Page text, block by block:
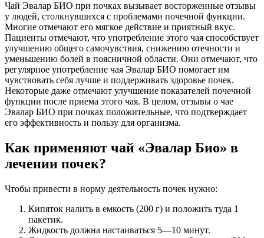
Чай Эвалар БИО при почках вызывает восторженные отзывы
у людей, столкнувшихся с проблемами почечной функции.
Многие отмечают его мягкое действие и приятный вкус.
Пациенты отмечают, что употребление этого чая способствует
улучшению общего самочувствия, снижению отечности и
уменьшению болей в поясничной области. Они отмечают, что
регулярное употребление чая Эвалар БИО помогает им
чувствовать себя лучше и поддерживать здоровье почек.
Некоторые даже отмечают улучшение показателей почечной
функции после приема этого чая. В целом, отзывы о чае
Эвалар БИО при почках положительные, что подтверждает
его эффективность и пользу для организма.
Как применяют чай «Эвалар Био» в
лечении почек?
Чтобы привести в норму деятельность почек нужно:
Кипяток налить в емкость (200 г) и положить туда 1
пакетик.
Жидкость должна настаиваться 5—10 минут.